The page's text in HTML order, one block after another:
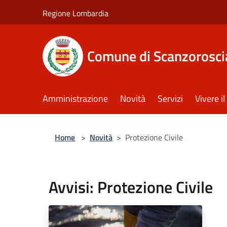
Regione Lombardia
Comune di
Amministrazione Novità Servizi Vivere
Home > Novità > Protezione Civile
Avvisi: Protezione Civile